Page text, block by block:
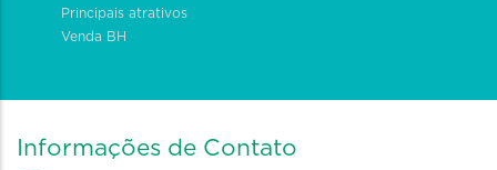
Principais atrativos
Venda BH
Informações de Contato